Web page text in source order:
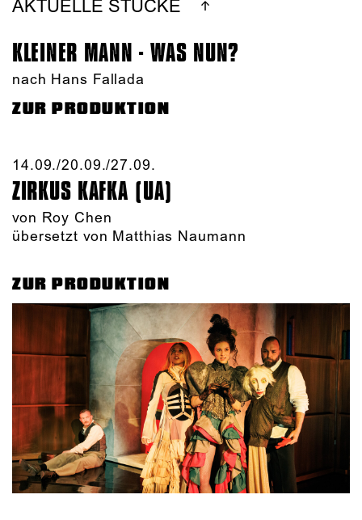
AKTUELLE STÜCKE
KLEINER MANN - WAS NUN?
nach Hans Fallada
ZUR PRODUKTION
14.09./​20.09./​27.09.​
ZIRKUS KAFKA (UA)
von Roy Chen
übersetzt von Matthias Naumann
ZUR PRODUKTION